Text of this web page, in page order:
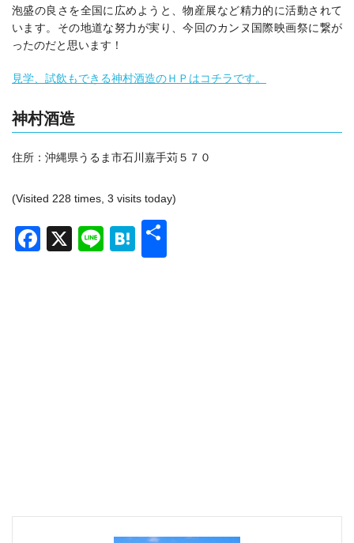
泡盛の良さを全国に広めようと、物産展など精力的に活動されて
います。その地道な努力が実り、今回のカンヌ国際映画祭に繋が
ったのだと思います！
見学、試飲もできる神村酒造のＨＰはコチラです。
神村酒造
住所： 沖縄県うるま市石川嘉手苅５７０
(Visited 228 times, 3 visits today)
Facebook
X LineHatena